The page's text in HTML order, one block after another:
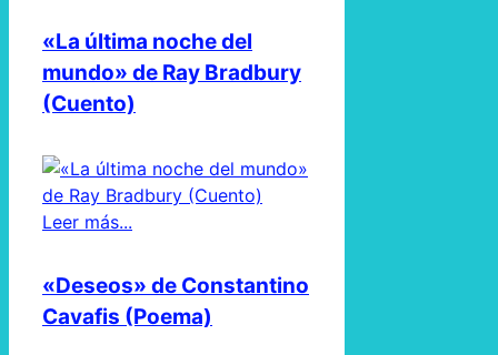
«La última noche del
mundo» de Ray Bradbury
(Cuento)
Leer más...
«Deseos» de Constantino
Cavafis (Poema)